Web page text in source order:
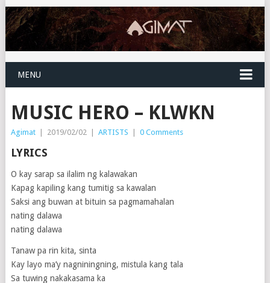
MENU
MUSIC HERO – KLWKN
Agimat | 2019/02/02 | ARTISTS | 0 Comments
LYRICS
O kay sarap sa ilalim ng kalawakan
Kapag kapiling kang tumitig sa kawalan
Saksi ang buwan at bituin sa pagmamahalan
nating dalawa
nating dalawa
Tanaw pa rin kita, sinta
Kay layo ma’y nagniningning, mistula kang tala
Sa tuwing nakakasama ka